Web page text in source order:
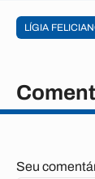
LÍGIA
Seu